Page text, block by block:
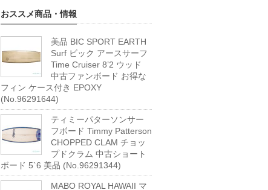
おススメ商品・情報
美品 BIC SPORT EARTH
Surf ビック アースサーフ
Time Cruiser 8’2 ウッド
中古ファンボード お得な
フィン ケース付き EPOXY
(No.96291644)
ティミーパターソンサー
フボード Timmy Patterson
CHOPPED CLAM チョッ
プドクラム 中古ショート
ボード 5`6 美品 (No.96291344)
MABO ROYAL HAWAII マ